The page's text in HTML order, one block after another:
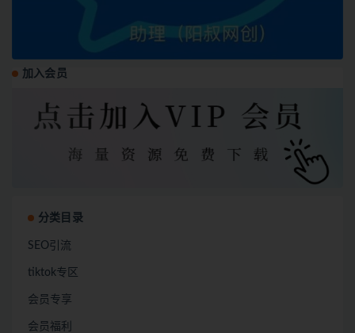
加入会员
分类目录
SEO引流
tiktok专区
会员专享
会员福利